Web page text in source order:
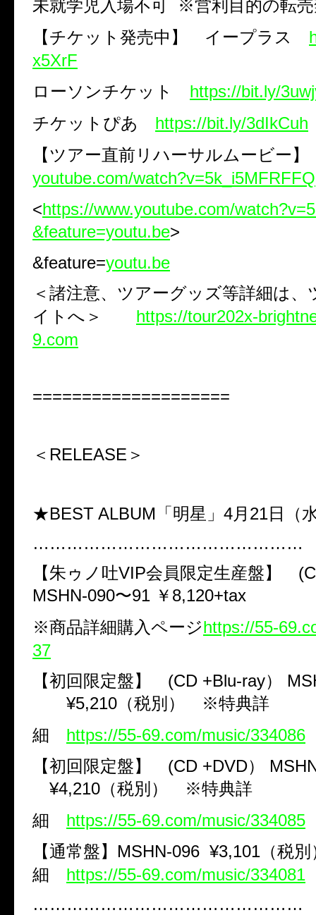
未就学児入場不可 ※営利目的の転
【チケット発売中】 イープラス
x5XrF
ローソンチケット https://bit.ly/
チケットぴあ https://bit.ly/3dIkCuh
【ツアー直前リハーサルムービー
youtube.com/watch?v=5k_i5MFRFFQ
<https://www.youtube.com/
&feature=youtu.be>
&feature=youtu.be
＜諸注意、ツアーグッズ等詳細は、
イトへ＞ https://tour202x-
9.com
====================
＜RELEASE＞
★BEST ALBUM「明星」4月21日（
…………………………………………
【朱ゥノ吐VIP会員限定生産盤】
MSHN-090〜91 ￥8,120+tax
※商品詳細購入ページhttps://55-
37
【初回限定盤】 (CD +Blu-ray）
¥5,210（税別） ※特典詳
細 https://55-69.com/music/334086
【初回限定盤】 (CD +DVD）
¥4,210（税別） ※特典詳
細 https://55-69.com/music/334085
【通常盤】MSHN-096 ¥3,101（税
細 https://55-69.com/music/334081
…………………………………………